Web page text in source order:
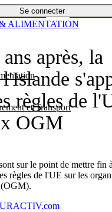
Se connecter
et Transport
Économie
après, la
règles de
OGM
sur le point de mettre fin
règles de l'UE sur les
(OGM).
ALIMENTATION